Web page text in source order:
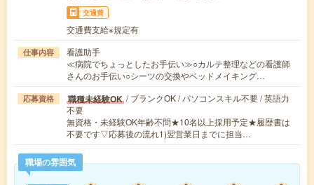
交通費
交通費支給※規定有
仕事内容
看護助手
≪病院でちょっとしたお手伝い≫○カルテ整理などの看護師
さんのお手伝い○シーツの交換やベッドメイキング…
応募資格 職種未経験OK / ブランクOK / パソコンスキル不要 / 英語力
不要
無資格・未経験OK年齢不問★10名以上採用予定★履歴書は
不要です▽応募後の流れ1)翌営業日までに担当…
職場の雰囲気